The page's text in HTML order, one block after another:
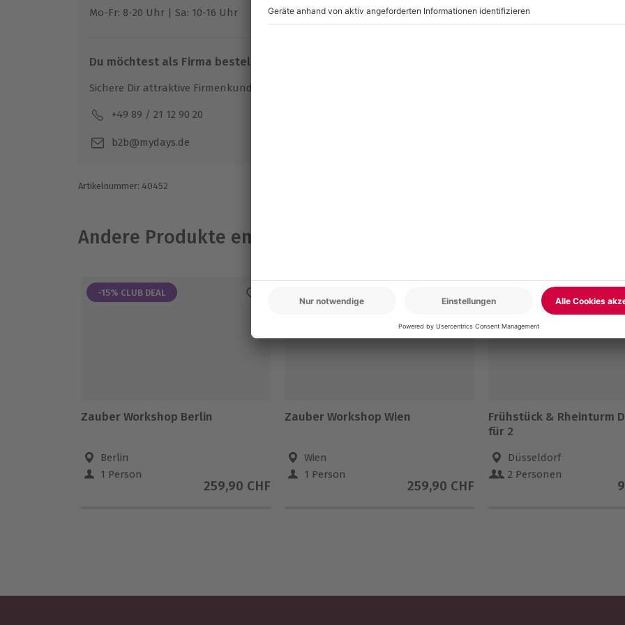
1 - 15 Personen
Mo-Fr: 8-20 Uhr | Sa: 10-16 Uhr
Du möchtest als Firma bestellen?
Sichere Dir attraktive Firmenkunden Vorteile.
+49 89 / 21 12 90 20
b2b@mydays.de
Artikelnummer: 40452
Andere Produkte entdecken
-15% CLUB DEAL
Zauber Workshop Berlin
Berlin
1 Person
259,90 CHF
Zauber Workshop Wien
Wien
1 Person
259,90 CHF
Frühstück & Rheinturm
für 2
Düsseldorf
2 Personen